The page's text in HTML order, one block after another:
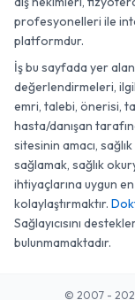
profesyonelleri ile
platformdur.
İş bu sayfada yer
değerlendirmeleri,
emri, talebi, önerisi,
hasta/danışan
sitesinin amacı,
sağlamak, sağlık
ihtiyaçlarına uygun
kolaylaştırmaktır.
Sağlayıcısını
bulunmamaktadır.
© 2007 -